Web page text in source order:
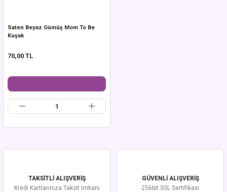
Saten Beyaz Gümüş Mom To Be
Kuşak
70,00 TL
TAKSİTLİ ALIŞVERİŞ
Kredi Kartlarınıza Taksit imkanı
GÜVENLİ ALIŞVERİŞ
256bit SSL Sertifikası